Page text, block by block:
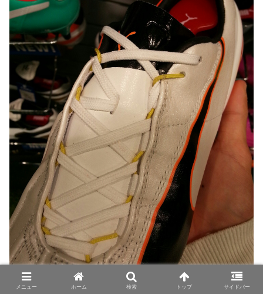
メニュー ホーム 検索 トップ サイドバー